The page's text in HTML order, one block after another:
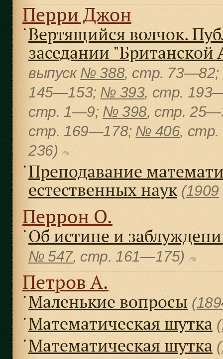
Перри Джон
● Вертящийся волчок.
заседании
выпуск № 388, cтр. 73—82;
145—153; № 393, cтр.
cтр. 1—9; № 398, cтр.
cтр. 169—178; № 406,
236)
● Преподавание
естественных наук (1909
Перрон О.
● Об истине и
№ 547, cтр. 161—175)
Петров А.
● Маленькие вопросы (
● Математическая шутка (
● Математическая шутка (